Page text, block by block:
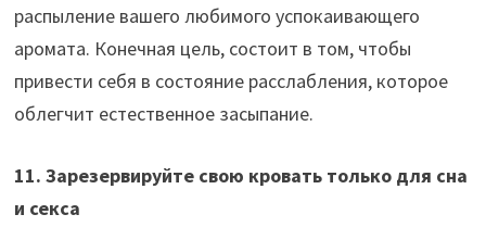
распыление вашего любимого успокаивающего
аромата. Конечная цель, состоит в том, чтобы
привести себя в состояние расслабления, которое
облегчит естественное засыпание.
11. Зарезервируйте свою кровать только для сна
и секса